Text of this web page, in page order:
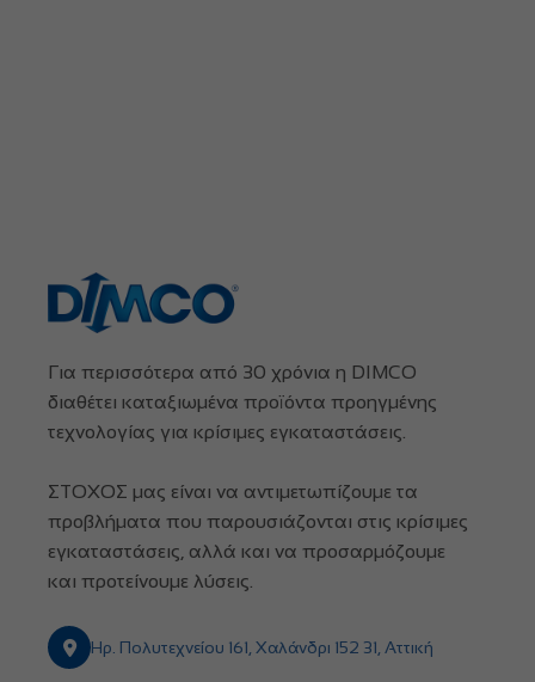
Για περισσότερα από 30 χρόνια η DIMCO
διαθέτει καταξιωμένα προϊόντα προηγμένης
τεχνολογίας για κρίσιμες εγκαταστάσεις.
ΣΤΟΧΟΣ μας είναι να αντιμετωπίζουμε τα
προβλήματα που παρουσιάζονται στις κρίσιμες
εγκαταστάσεις, αλλά και να προσαρμόζουμε
και προτείνουμε λύσεις.
Ηρ. Πολυτεχνείου 161, Χαλάνδρι 152 31, Αττική